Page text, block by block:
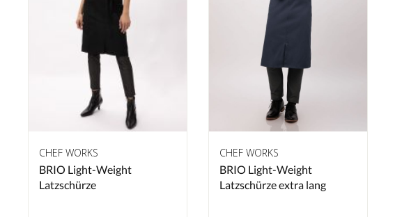
CHEF WORKS
BRIO Light-Weight
Latzschürze
CHEF WORKS
BRIO Light-Weight
Latzschürze extra lang